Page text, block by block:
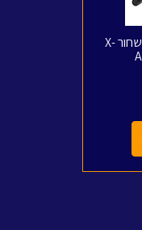
כיסא פסנתר מתקפל בצבע שחור X-